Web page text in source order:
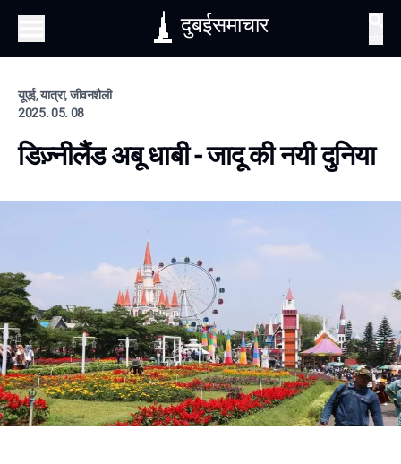
दुबईसमाचार
यूएई, यात्रा, जीवनशैली
2025. 05. 08
डिज़्नीलैंड अबू धाबी - जादू की नयी दुनिया